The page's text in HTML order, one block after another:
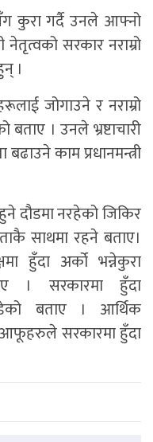
कुरा गर्दै उनले आफ्नो
नेतृत्वको सरकार नराम्रो
।
जोगाउने र नराम्रो
। उनले भ्रष्टाचारी
काम प्रधानमन्त्री
दौडमा नरहेको जिकिर
साथमा रहने बताए।
हुँदा अर्को भन्नेकुरा
। सरकारमा हुँदा
बताए । आर्थिक
आफूहरुले सरकारमा हुँदा